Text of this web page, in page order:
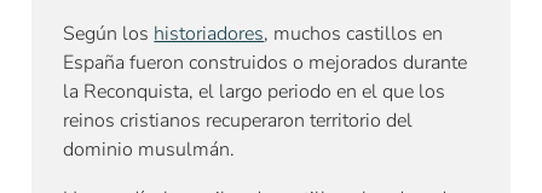
Según los historiadores, muchos castillos en
España fueron construidos o mejorados durante
la Reconquista, el largo periodo en el que los
reinos cristianos recuperaron territorio del
dominio musulmán.